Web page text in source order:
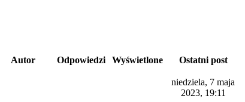
Autor Odpowiedzi Wyświetlone Ostatni post
niedziela, 7 maja
2023, 19:11